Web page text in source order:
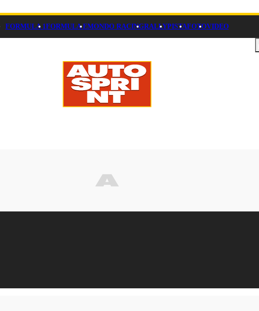
FORMULA 1FORMULA EMONDO RACINGRALLYPISTAFOTOVIDEO